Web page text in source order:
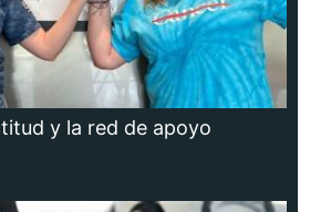
y la red de apoyo